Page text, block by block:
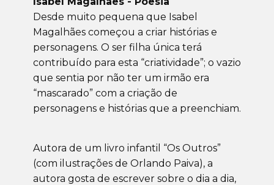
Desde muito pequena que Isabel
Magalhães começou a criar histórias e
personagens. O ser filha única terá
contribuído para esta “criatividade”; o vazio
que sentia por não ter um irmão era
“mascarado” com a criação de
personagens e histórias que a preenchiam.
Autora de um livro infantil “Os Outros”
(com ilustrações de Orlando Paiva), a
autora gosta de escrever sobre o dia a dia,